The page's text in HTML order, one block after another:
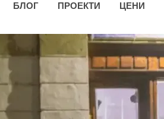
БЛОГ ПРОЕКТИ ЦЕНИ